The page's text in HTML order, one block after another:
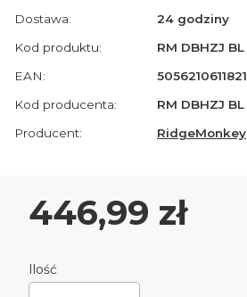
Dostawa:
24 godziny
Kod produktu:
RM DBHZJ BL
EAN:
5056210611821
Kod producenta:
RM DBHZJ BL
Producent:
RidgeMonkey
Cena
446,99 zł
Ilość